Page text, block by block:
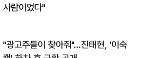
사람이었다"
"광고주들이 찾아줘"…진태현, '이숙